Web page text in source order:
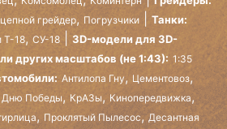
грейдер, Погрузчики Танки:
Т-18, СУ-18
3D-модели для 3D-
других масштабов (не 1:43): 1:35
Антилопа Гну, Цементовоз,
Дню Победы, КрАЗы, Кинопередвижка,
, Проклятый Пылесос, Десантная